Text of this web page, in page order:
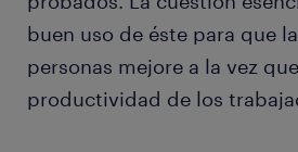
buen uso de éste para que
personas mejore a la vez
productividad de los